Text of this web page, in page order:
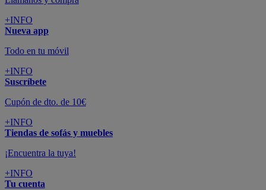
+INFO
Nueva app
Todo en tu móvil
+INFO
Suscríbete
Cupón de dto. de 10€
+INFO
Tiendas de sofás y muebles
¡Encuentra la tuya!
+INFO
Tu cuenta